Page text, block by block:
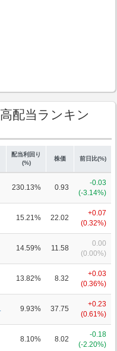
高配当ランキン
配当利回り
(%)
株価 前日比(%)
230.13% 0.93
-0.03
(-3.14%)
15.21% 22.02
+0.07
(0.32%)
14.59% 11.58
0.00
(0.00%)
13.82% 8.32
+0.03
(0.36%)
9.93% 37.75
+0.23
(0.61%)
8.10% 8.02
-0.18
(-2.20%)